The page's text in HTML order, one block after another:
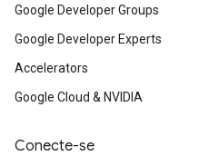
Google Developer Groups
Google Developer Experts
Accelerators
Google Cloud & NVIDIA
Conecte-se